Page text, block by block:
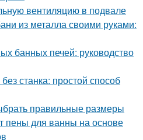
вентиляцию в подвале
из металла своими руками:
банных печей: руководство
станка: простой способ
правильные размеры
пены для ванны на основе